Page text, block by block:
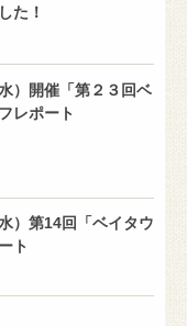
た！
）開催「第２３回ベ
レポート
）第14回「ベイタウ
ト